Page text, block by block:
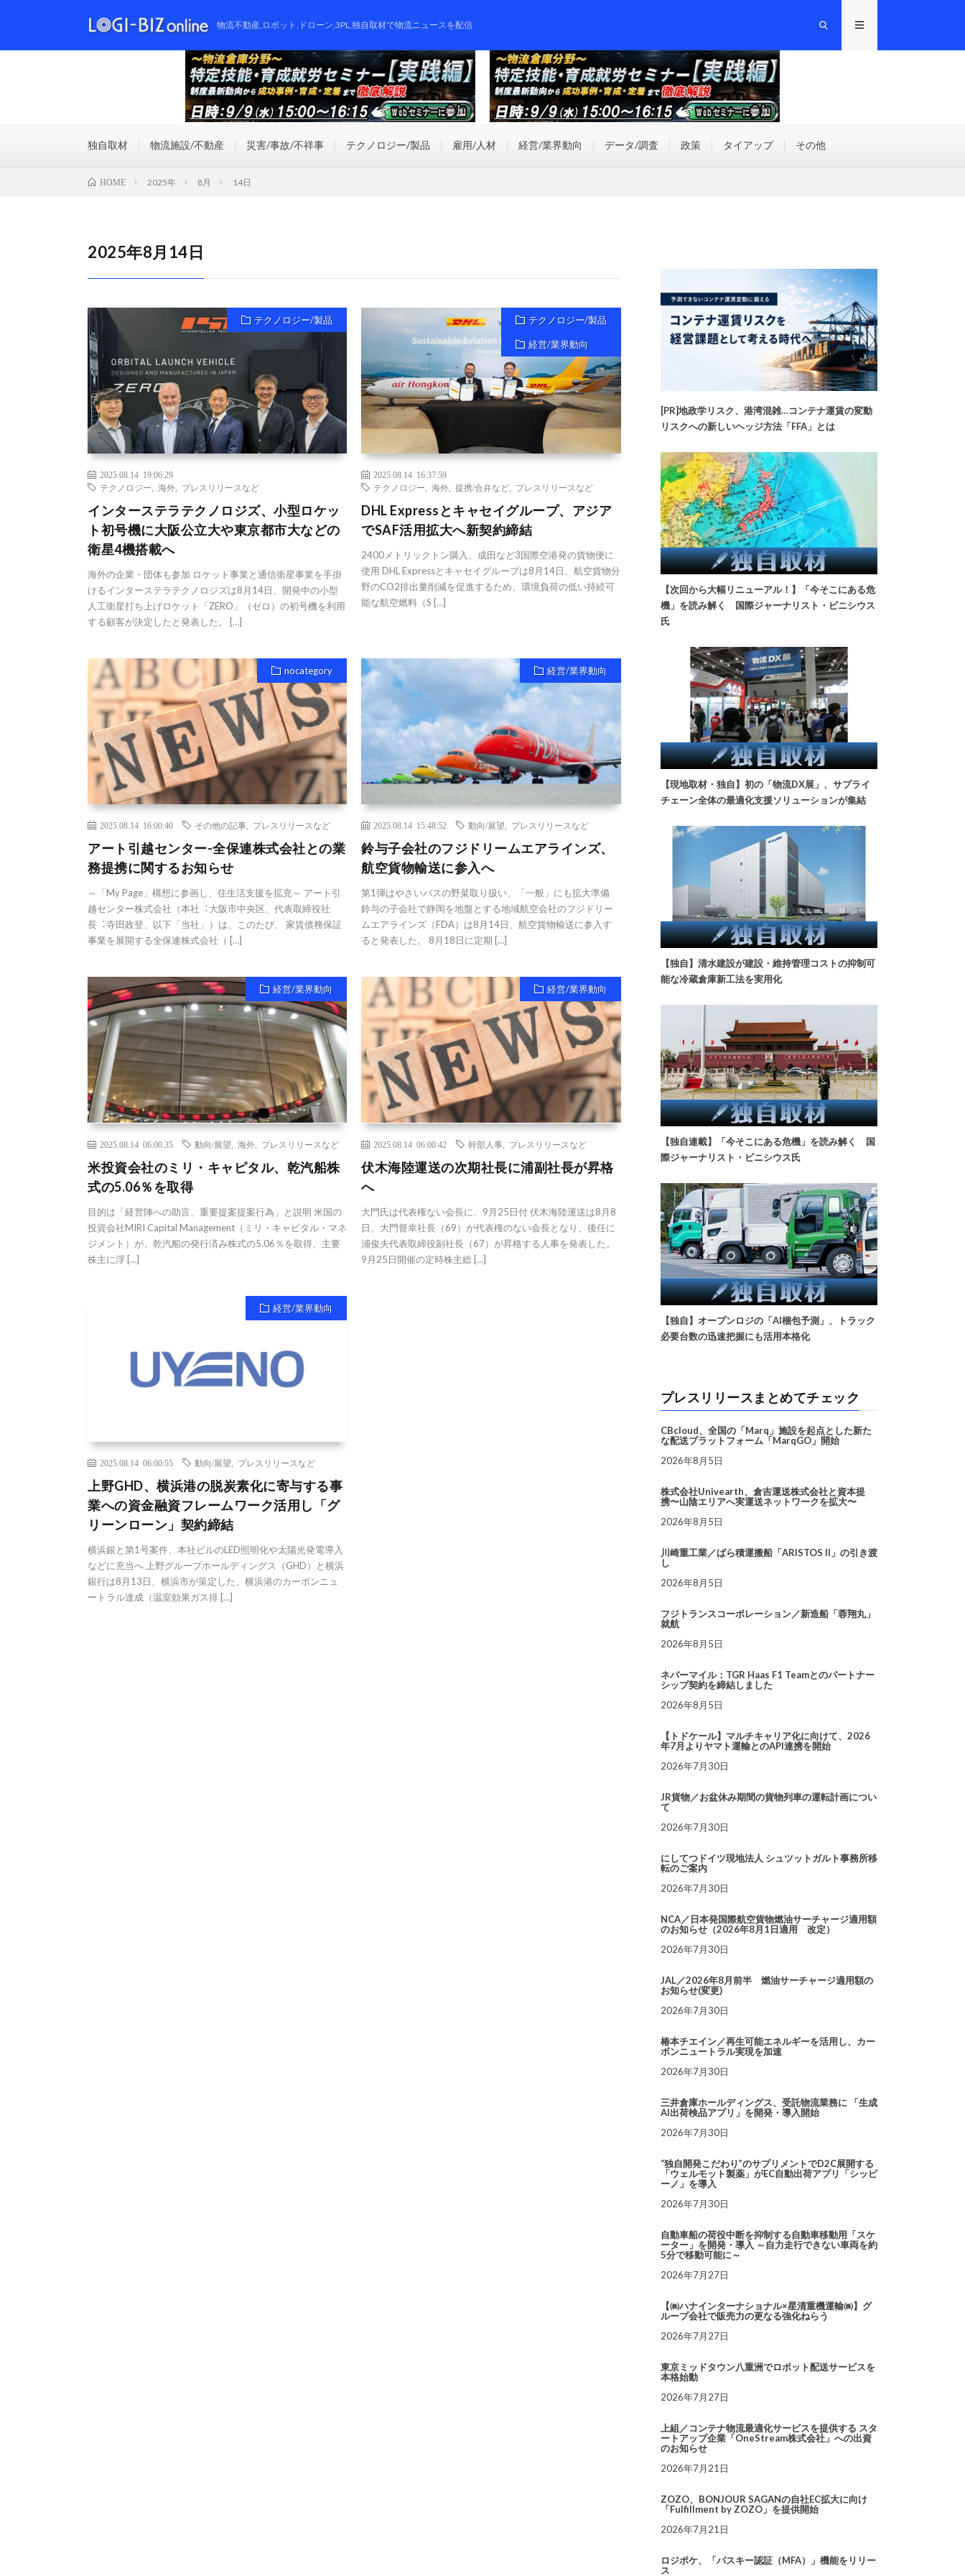
物流不動産,ロボット,ドローン,3PL,独自取材で物流ニュースを配信
独自取材 物流施設/不動産 災害/事故/不祥事 テクノロジー/製品 雇用/人材 経営/業界動向 データ/調査 政策 タイアップ その他
HOME 2025年 8月 14日
2025年8月14日
テクノロジー/製品
2025.08.14 19:06:29
テクノロジー
海外 プレスリリースなど
インターステラテクノロジズ、小型ロケッ
ト初号機に大阪公立大や東京都市大などの
衛星4機搭載へ
海外の企業・団体も参加 ロケット事業と通信衛星事業を手掛
けるインターステラテクノロジズは8月14日、開発中の小型
人工衛星打ち上げロケット「ZERO」（ゼロ）の初号機を利用
する顧客が決定したと発表した。 […]
テクノロジー/製品
経営/業界動向
2025.08.14 16:37:59
テクノロジー
,海外 ,提携/合弁など プレスリリースなど
DHL Expressとキャセイグループ、アジア
でSAF活用拡大へ新契約締結
2400メトリックトン購入、成田など3国際空港発の貨物便に
使用 DHL Expressとキャセイグループは8月14日、航空貨物分
野のCO2排出量削減を促進するため、環境負荷の低い持続可
能な航空燃料（S […]
nocategory
2025.08.14 16:00:40 その他の記事 プレスリリースなど
アート引越センター-全保連株式会社との業
務提携に関するお知らせ
～「My Page」構想に参画し、住生活支援を拡充～ アート引
越センター株式会社（本社︓⼤阪市中央区、代表取締役社
⻑︓寺⽥政登、以下「当社」）は、このたび、 家賃債務保証
事業を展開する全保連株式会社（ […]
経営/業界動向
2025.08.14 15:48:52 動向/展望 プレスリリースなど
鈴与子会社のフジドリームエアラインズ、
航空貨物輸送に参入へ
第1弾はやさいバスの野菜取り扱い、「一般」にも拡大準備
鈴与の子会社で静岡を地盤とする地域航空会社のフジドリー
ムエアラインズ（FDA）は8月14日、航空貨物輸送に参入す
ると発表した。 8月18日に定期 […]
経営/業界動向
2025.08.14 06:00:35 動向/展望 海外 プレスリリースなど
米投資会社のミリ・キャピタル、乾汽船株
式の5.06％を取得
目的は「経営陣への助言、重要提案提案行為」と説明 米国の
投資会社MIRI Capital Management（ミリ・キャピタル・マネ
ジメント）が、乾汽船の発行済み株式の5.06％を取得、主要
株主に浮 […]
経営/業界動向
2025.08.14 06:00:42 幹部人事 プレスリリースなど
伏木海陸運送の次期社長に浦副社長が昇格
へ
大門氏は代表権ない会長に、9月25日付 伏木海陸運送は8月8
日、大門督幸社長（69）が代表権のない会長となり、後任に
浦俊夫代表取締役副社長（67）が昇格する人事を発表した。
9月25日開催の定時株主総 […]
経営/業界動向
2025.08.14 06:00:55 動向/展望 プレスリリースなど
上野GHD、横浜港の脱炭素化に寄与する事
業への資金融資フレームワーク活用し「グ
リーンローン」契約締結
横浜銀と第1号案件、本社ビルのLED照明化や太陽光発電導入
などに充当へ 上野グループホールディングス（GHD）と横浜
銀行は8月13日、横浜市が策定した、横浜港のカーボンニュ
ートラル達成（温室効果ガス排 […]
[PR]地政学リスク、港湾混雑…コンテナ運賃の変動
リスクへの新しいヘッジ方法「FFA」とは
【次回から大幅リニューアル！】「今そこにある危
機」を読み解く 国際ジャーナリスト・ビニシウス
氏
【現地取材・独自】初の「物流DX展」、サプライ
チェーン全体の最適化支援ソリューションが集結
【独自】清水建設が建設・維持管理コストの抑制可
能な冷蔵倉庫新工法を実用化
【独自連載】「今そこにある危機」を読み解く 国
際ジャーナリスト・ビニシウス氏
【独自】オープンロジの「AI梱包予測」、トラック
必要台数の迅速把握にも活用本格化
プレスリリースまとめてチェック
CBcloud、全国の「Marq」施設を起点とした新た
な配送プラットフォーム「MarqGO」開始
2026年8月5日
株式会社Univearth、倉吉運送株式会社と資本提
携〜山陰エリアへ実運送ネットワークを拡大〜
2026年8月5日
川崎重工業／ばら積運搬船「ARISTOS II」の引き渡
し
2026年8月5日
フジトランスコーポレーション／新造船「蓉翔丸」
就航
2026年8月5日
ネバーマイル：TGR Haas F1 Teamとのパートナー
シップ契約を締結しました
2026年8月5日
【トドケール】マルチキャリア化に向けて、2026
年7月よりヤマト運輸とのAPI連携を開始
2026年7月30日
JR貨物／お盆休み期間の貨物列車の運転計画につい
て
2026年7月30日
にしてつドイツ現地法人 シュツットガルト事務所移
転のご案内
2026年7月30日
NCA／日本発国際航空貨物燃油サーチャージ適用額
のお知らせ（2026年8月1日適用 改定）
2026年7月30日
JAL／2026年8月前半 燃油サーチャージ適用額の
お知らせ(変更)
2026年7月30日
椿本チエイン／再生可能エネルギーを活用し、カー
ボンニュートラル実現を加速
2026年7月30日
三井倉庫ホールディングス、受託物流業務に 「生成
AI出荷検品アプリ」を開発・導入開始
2026年7月30日
“独自開発こだわり”のサプリメントでD2C展開する
「ウェルモット製薬」がEC自動出荷アプリ「シッピ
ーノ」を導入
2026年7月30日
自動車船の荷役中断を抑制する自動車移動用「スケ
ーター」を開発・導入 ～自力走行できない車両を約
5分で移動可能に～
2026年7月27日
【㈱ハナインターナショナル×星清重機運輸㈱】グ
ループ会社で販売力の更なる強化ねらう
2026年7月27日
東京ミッドタウン八重洲でロボット配送サービスを
本格始動
2026年7月27日
上組／コンテナ物流最適化サービスを提供する スタ
ートアップ企業「OneStream株式会社」への出資
のお知らせ
2026年7月21日
ZOZO、BONJOUR SAGANの自社EC拡大に向け
「Fulfillment by ZOZO」を提供開始
2026年7月21日
ロジポケ、「パスキー認証（MFA）」機能をリリー
ス